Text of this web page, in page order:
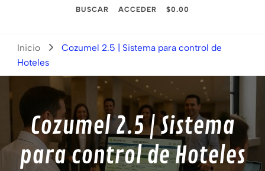
BUSCAR ACCEDER $0.00
Inicio
Cozumel 2.5 | Sistema para control de
Hoteles
Cozumel 2.5 | Sistema
para control de Hoteles